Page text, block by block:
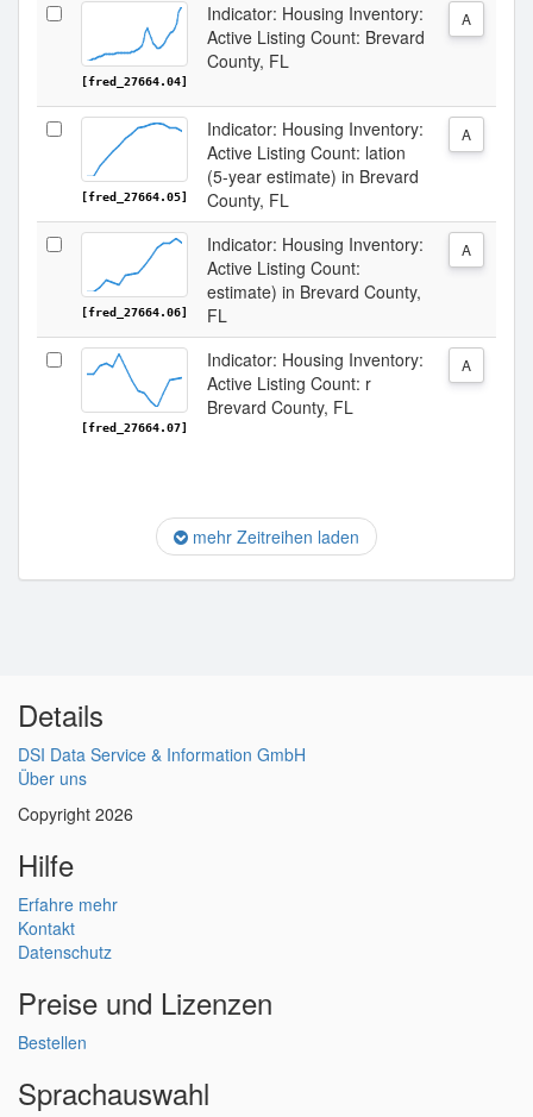
[fred_27664.04]
Indicator: Housing Inventory:
Active Listing Count: Brevard
County, FL
A
[fred_27664.05]
Indicator: Housing Inventory:
Active Listing Count: lation
(5-year estimate) in Brevard
County, FL
A
[fred_27664.06]
Indicator: Housing Inventory:
Active Listing Count:
estimate) in Brevard County,
FL
A
[fred_27664.07]
Indicator: Housing Inventory:
Active Listing Count: r
Brevard County, FL
A
mehr Zeitreihen laden
Details
DSI Data Service & Information GmbH
Über uns
Copyright 2026
Hilfe
Erfahre mehr
Kontakt
Datenschutz
Preise und Lizenzen
Bestellen
Sprachauswahl